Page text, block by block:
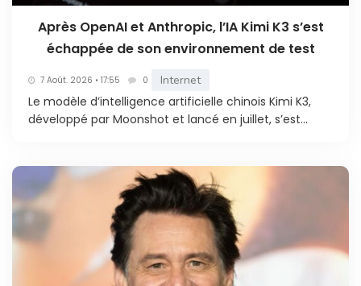
Après OpenAI et Anthropic, l’IA Kimi K3 s’est
échappée de son environnement de test
7 Août. 2026 • 17:55 0 Internet
Le modèle d’intelligence artificielle chinois Kimi K3,
développé par Moonshot et lancé en juillet, s’est...